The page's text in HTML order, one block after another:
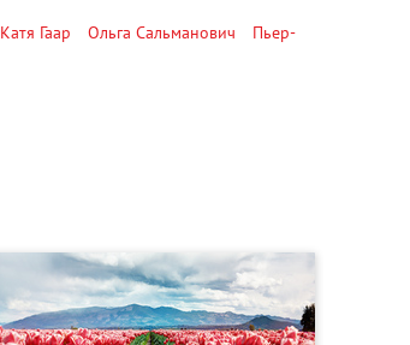
Катя Гаар Ольга Сальманович
Пьер-